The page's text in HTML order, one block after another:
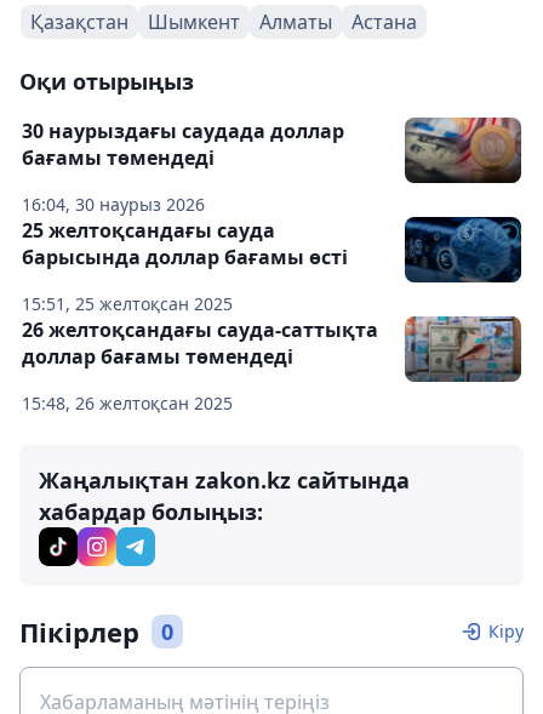
Қазақстан Шымкент Алматы Астана
Оқи отырыңыз
16:04, 30 наурыз 2026
30 наурыздағы саудада доллар
бағамы төмендеді
15:51, 25 желтоқсан 2025
25 желтоқсандағы сауда
барысында доллар бағамы өсті
15:48, 26 желтоқсан 2025
26 желтоқсандағы сауда-саттықта
доллар бағамы төмендеді
Жаңалықтан zakon.kz сайтында
хабардар болыңыз:
Пікірлер 0 Кіру